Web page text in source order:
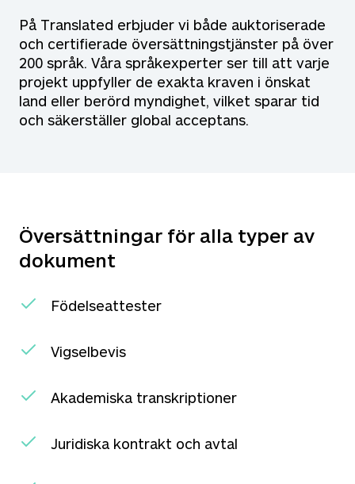
På Translated erbjuder vi både auktoriserade
och certifierade översättningstjänster på över
200 språk. Våra språkexperter ser till att varje
projekt uppfyller de exakta kraven i önskat
land eller berörd myndighet, vilket sparar tid
och säkerställer global acceptans.
Översättningar för alla typer av
dokument
Födelseattester
Vigselbevis
Akademiska transkriptioner
Juridiska kontrakt och avtal